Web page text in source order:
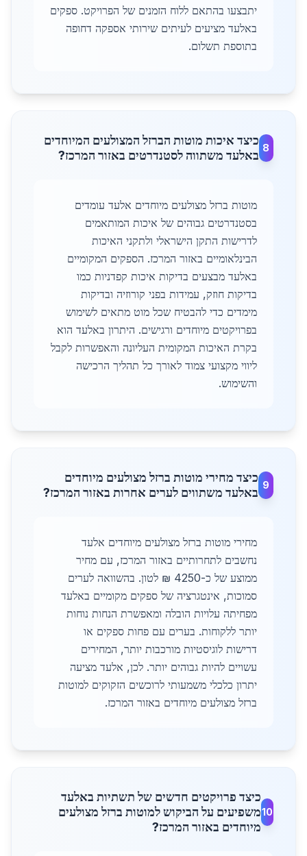
יתבצעו בהתאם ללוח הזמנים של הפרויקט. ספקים
באלעד מציעים לעיתים שירותי אספקה דחופה
בתוספת תשלום.
8
כיצד איכות מוטות הברזל המצולעים המיוחדים
באלעד משתווה לסטנדרטים באזור המרכז?
מוטות ברזל מצולעים מיוחדים אלעד עומדים
בסטנדרטים גבוהים של איכות המותאמים
לדרישות התקן הישראלי ולתקני האיכות
הבינלאומיים באזור המרכז. הספקים המקומיים
באלעד מבצעים בדיקות איכות קפדניות כמו
בדיקות חוזק, עמידות בפני קורוזיה ובדיקות
מימדים כדי להבטיח שכל מוט מתאים לשימוש
בפרויקטים מיוחדים ורגישים. היתרון באלעד הוא
בקרת האיכות המקומית העליונה והאפשרות לקבל
ליווי מקצועי צמוד לאורך כל תהליך הרכישה
והשימוש.
9
כיצד מחירי מוטות ברזל מצולעים מיוחדים
באלעד משתווים לערים אחרות באזור המרכז?
מחירי מוטות ברזל מצולעים מיוחדים אלעד
נחשבים לתחרותיים באזור המרכז, עם מחיר
ממוצע של כ-4250 ₪ לטון. בהשוואה לערים
סמוכות, אינטגרציה של ספקים מקומיים באלעד
מפחיתה עלויות הובלה ומאפשרת הנחות נוחות
יותר ללקוחות. בערים עם פחות ספקים או
דרישות לוגיסטיות מורכבות יותר, המחירים
עשויים להיות גבוהים יותר. לכן, אלעד מציעה
יתרון כלכלי משמעותי לרוכשים הזקוקים למוטות
ברזל מצולעים מיוחדים באזור המרכז.
10
כיצד פרויקטים חדשים של תשתיות באלעד
משפיעים על הביקוש למוטות ברזל מצולעים
מיוחדים באזור המרכז?